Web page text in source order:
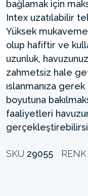
bağlamak için
Intex uzatılabilir
Yüksek
olup hafiftir ve
uzunluk,
zahmetsiz hale
ıslanmanıza
boyutuna
faaliyetleri havuzun
SKU 29055 RENK